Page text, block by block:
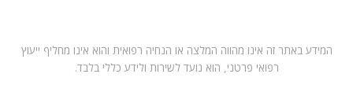
המידע באתר זה אינו מהווה המלצה או הנחיה רפואית והוא אינו מחליף ייעוץ
רפואי פרטני, הוא נועד לשירות ולידע כללי בלבד.